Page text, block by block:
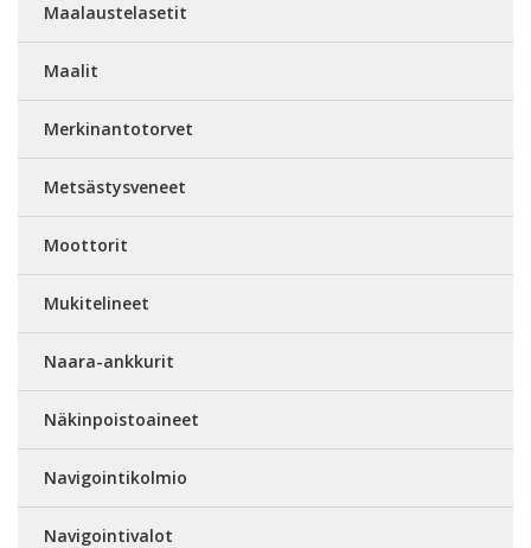
Maalaustelasetit
Maalit
Merkinantotorvet
Metsästysveneet
Moottorit
Mukitelineet
Naara-ankkurit
Näkinpoistoaineet
Navigointikolmio
Navigointivalot